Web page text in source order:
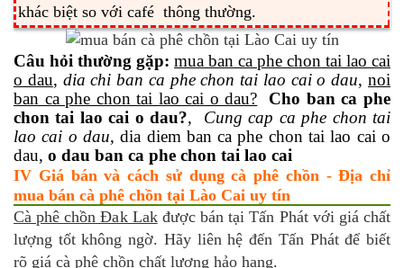
khác biệt so với café thông thường.
Câu hỏi thường gặp: mua ban ca phe chon tai lao cai
o dau, dia chi ban ca phe chon tai lao cai o dau,noi
ban ca phe chon tai lao cai o dau?
Cho ban ca phe
chon tai lao cai o dau?, Cung cap ca phe chon tai
lao cai o dau, dia diem ban ca phe chon tai lao cai o
dau, o dau ban ca phe chon tai lao cai
IV Giá bán và cách sử dụng cà phê chồn - Địa chỉ
mua bán cà phê chồn tại Lào Cai uy tín
Cà phê chồn Đak Lakđược bán tại Tấn Phát với giá chất
lượng tốt không ngờ. Hãy liên hệ đến Tấn Phát để biết
rõ giá cà phê chồn chất lượng hảo hạng.